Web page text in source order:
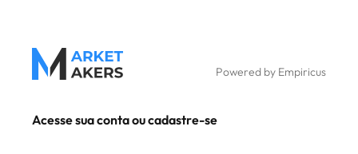
Powered by Empiricus
Acesse sua conta ou cadastre-se